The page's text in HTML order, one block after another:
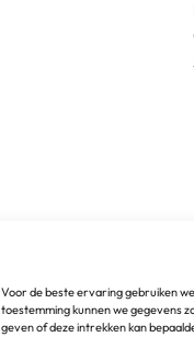
Voor de beste ervaring gebruiken
toestemming kunnen we gegevens
geven of deze intrekken kan